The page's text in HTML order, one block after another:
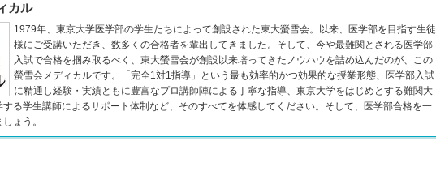
カル
1979年、東京大学医学部の学生たちによって創設された東大螢雪会。以来、医学部を目指す生徒
様にご受講いただき、数多くの合格者を輩出してきました。そして、今や最難関とされる医学部
入試で合格を掴み取るべく、東大螢雪会が創設以来培ってきたノウハウを詰め込んだのが、この
螢雪会メディカルです。「完全1対1指導」という最も効率的かつ効果的な授業形態、医学部入試
に精通し経験・実績ともに豊富なプロ講師陣による丁寧な指導、東京大学をはじめとする難関大
する学生講師によるサポート体制など、そのすべてを体感してください。そして、医学部合格を一
ょう。